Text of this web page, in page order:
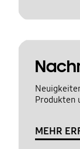
Produkten
MEHR